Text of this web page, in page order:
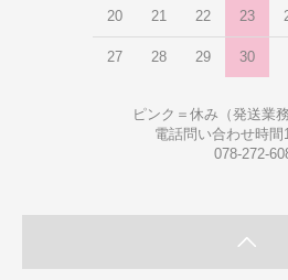
20 21 22 23
27 28 29 30
ピンク＝休み（発送業
電話問い合わせ時間
078-272-